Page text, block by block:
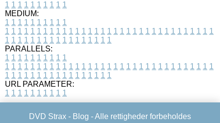
1 1 1 1 1 1 1 1 1 1
MEDIUM:
1 1 1 1 1 1 1 1 1 1
1 1 1 1 1 1 1 1 1 1 1 1 1 1 1 1 1 1 1 1 1 1 1 1 1 1 1 1 1 1 1 1 1
1 1 1 1 1 1 1 1 1 1 1 1 1 1 1 1 1
PARALLELS:
1 1 1 1 1 1 1 1 1 1
1 1 1 1 1 1 1 1 1 1 1 1 1 1 1 1 1 1 1 1 1 1 1 1 1 1 1 1 1 1 1 1 1
1 1 1 1 1 1 1 1 1 1 1 1 1 1 1 1 1
URL PARAMETER:
1 1 1 1 1 1 1 1 1 1
DVD Strax - Blog - Alle rettigheder forbeholdes